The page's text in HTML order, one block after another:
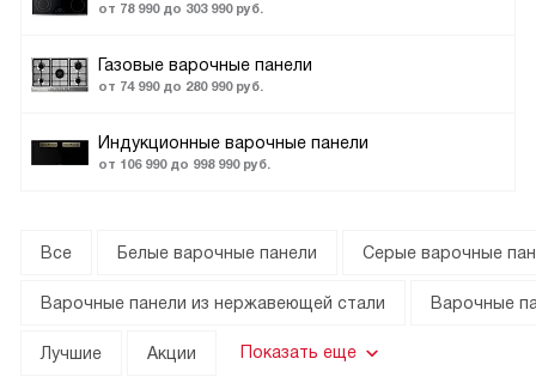
от 78 990 до 303 990 руб.
Газовые варочные панели
от 74 990 до 280 990 руб.
Индукционные варочные панели
от 106 990 до 998 990 руб.
Все Белые варочные панели Серые варочные
Варочные панели из нержавеющей стали Варочные
Лучшие Акции Показать еще